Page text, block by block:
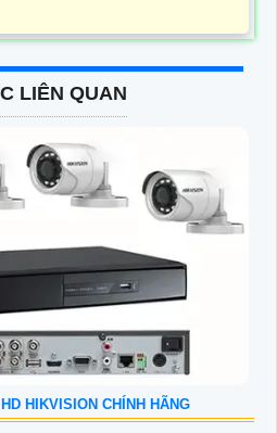
LIÊN QUAN
HIKVISION CHÍNH HÃNG